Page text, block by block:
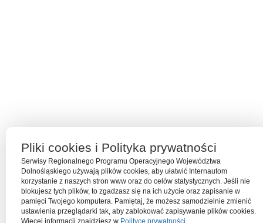
Pliki cookies i Polityka prywatności
Serwisy Regionalnego Programu Operacyjnego Województwa
Dolnośląskiego używają plików cookies, aby ułatwić Internautom
korzystanie z naszych stron www oraz do celów statystycznych. Jeśli nie
blokujesz tych plików, to zgadzasz się na ich użycie oraz zapisanie w
pamięci Twojego komputera. Pamiętaj, że możesz samodzielnie zmienić
ustawienia przeglądarki tak, aby zablokować zapisywanie plików cookies.
Więcej informacji znajdziesz w Polityce prywatności